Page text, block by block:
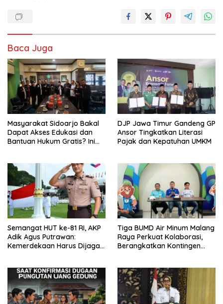
Baca Juga
Masyarakat Sidoarjo Bakal
Dapat Akses Edukasi dan
Bantuan Hukum Gratis? Ini
DJP Jawa Timur Gandeng GP
Ansor Tingkatkan Literasi
Pajak dan Kepatuhan UMKM
Semangat HUT ke-81 RI, AKP
Adik Agus Putrawan:
Kemerdekaan Harus Dijaga
Tiga BUMD Air Minum Malang
Raya Perkuat Kolaborasi,
Berangkatkan Kontingen